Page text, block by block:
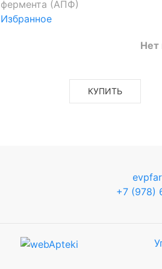
фермента (АПФ)
Избранное
Нет
КУПИТЬ
+7 (978)